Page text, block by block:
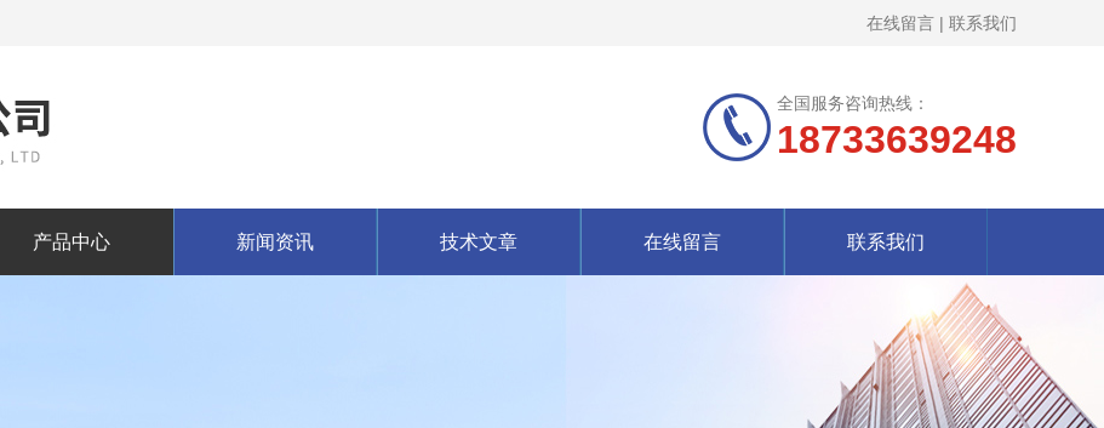
在线留言 | 联系我们
全国服务咨询热线：
18733639248
产品中心 新闻资讯 技术文章 在线留言 联系我们